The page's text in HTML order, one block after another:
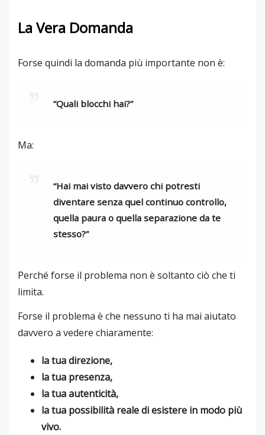
La Vera Domanda
Forse quindi la domanda più importante non è:
“Quali blocchi hai?”
Ma:
“Hai mai visto davvero chi potresti
diventare senza quel continuo controllo,
quella paura o quella separazione da te
stesso?”
Perché forse il problema non è soltanto ciò che ti
limita.
Forse il problema è che nessuno ti ha mai aiutato
davvero a vedere chiaramente:
la tua direzione,
la tua presenza,
la tua autenticità,
la tua possibilità reale di esistere in modo più
vivo.